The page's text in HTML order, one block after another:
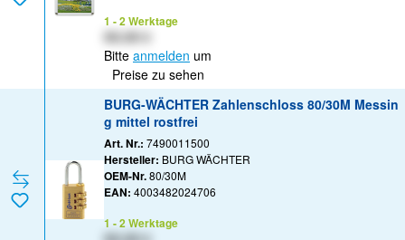
1 - 2 Werktage
Bitte anmelden um
Preise zu sehen
BURG-WÄCHTER Zahlenschloss 80/30M Messin
g mittel rostfrei
Art. Nr.: 7490011500
Hersteller: BURG WÄCHTER
OEM-Nr.80/30M
EAN: 4003482024706
1 - 2 Werktage